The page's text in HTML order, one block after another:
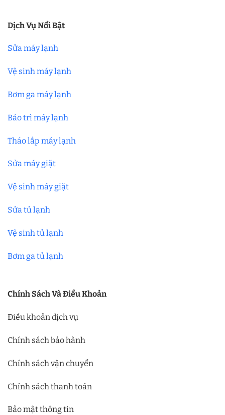
Dịch Vụ Nổi Bật
Sửa máy lạnh
Vệ sinh máy lạnh
Bơm ga máy lạnh
Bảo trì máy lạnh
Tháo lắp máy lạnh
Sửa máy giặt
Vệ sinh máy giặt
Sửa tủ lạnh
Vệ sinh tủ lạnh
Bơm ga tủ lạnh
Chính Sách Và Điều Khoản
Điều khoản dịch vụ
Chính sách bảo hành
Chính sách vận chuyển
Chính sách thanh toán
Bảo mật thông tin